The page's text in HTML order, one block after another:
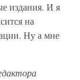
издания. И я
на
Ну а мне